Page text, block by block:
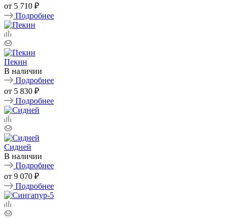
от 5 710 ₽
Подробнее
Пекин
В наличии
Подробнее
от 5 830 ₽
Подробнее
Сидней
В наличии
Подробнее
от 9 070 ₽
Подробнее